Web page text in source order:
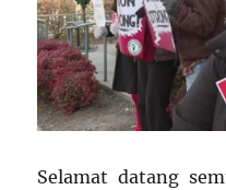
Selamat datang